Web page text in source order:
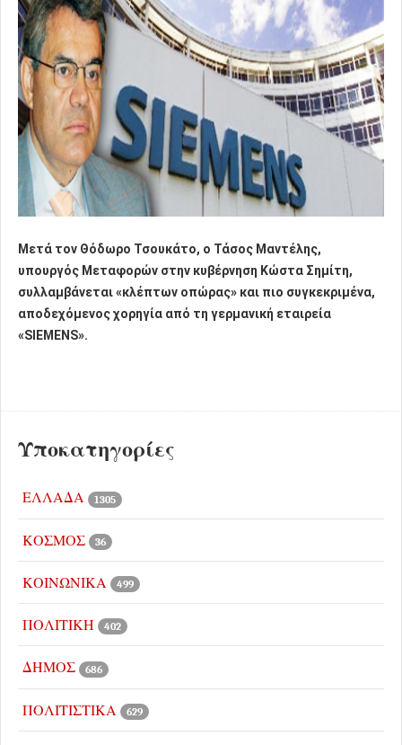
Μετά τον Θόδωρο Τσουκάτο, ο Τάσος Μαντέλης,
υπουργός Μεταφορών στην κυβέρνηση Κώστα Σημίτη,
συλλαμβάνεται «κλέπτων οπώρας» και πιο συγκεκριμένα,
αποδεχόμενος χορηγία από τη γερμανική εταιρεία
«SIEMENS».
Υποκατηγορίες
ΕΛΛΑΔΑ 1305
ΚΟΣΜΟΣ 36
ΚΟΙΝΩΝΙΚΑ 499
ΠΟΛΙΤΙΚΗ 402
ΔΗΜΟΣ 686
ΠΟΛΙΤΙΣΤΙΚΑ 629